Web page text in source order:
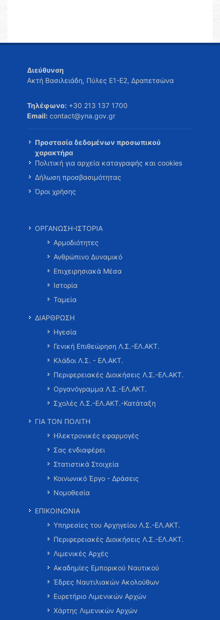
Διεύθυνση
Ακτή Βασιλειάδη, Πύλες Ε1-Ε2, Δραπετσώνα
Τηλέφωνο: +30 213 137 1700
Email: contact@yna.gov.gr
Προστασία δεδομένων προσωπικού
χαρακτήρα
Πολιτική για αρχεία καταγραφής και cookies
Δήλωση προσβασιμότητας
Όροι χρήσης
ΟΡΓΑΝΩΣΗ-ΙΣΤΟΡΙΑ
Αρμοδιότητες
Ανθρώπινο Δυναμικό
Επιχειρησιακά Μέσα
Ιστορία
Ταμεία
ΔΙΑΡΘΡΩΣΗ
Ηγεσία
Γενική Επιθεώρηση Λ.Σ.-ΕΛ.ΑΚΤ.
Κλάδοι Λ.Σ. - ΕΛ.ΑΚΤ.
Περιφερειακές Διοικήσεις Λ.Σ.-ΕΛ.ΑΚΤ.
Οργανόγραμμα Λ.Σ.-ΕΛ.ΑΚΤ.
Σχολές Λ.Σ.-ΕΛ.ΑΚΤ.-Κατάταξη
ΓΙΑ ΤΟΝ ΠΟΛΙΤΗ
Ηλεκτρονικές εφαρμογές
Σας ενδιαφέρει
Στατιστικά Στοιχεία
Κοινωνικό Έργο - Δράσεις
Νομοθεσία
ΕΠΙΚΟΙΝΩΝΙΑ
Υπηρεσίες του Αρχηγείου Λ.Σ.-ΕΛ.ΑΚΤ.
Περιφερειακές Διοικήσεις Λ.Σ.-ΕΛ.ΑΚΤ.
Λιμενικές Αρχές
Ακαδημίες Εμπορικού Ναυτικού
Έδρες Ναυτιλιακών Ακολούθων
Ευρετήριο Λιμενικών Αρχών
Χάρτης Λιμενικών Αρχών